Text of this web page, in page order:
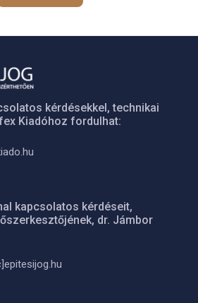
kérdésekkel, technikai
Kiadóhoz fordulhat:
kapcsolatos kérdéseit,
dr. Jámbor